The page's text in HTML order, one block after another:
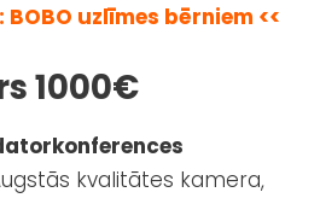
uzlīmes bērniem <<
1000€
kvalitātes kamera,